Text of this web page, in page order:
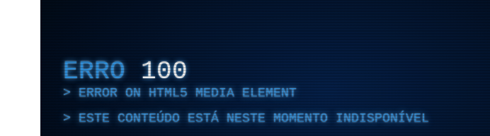
ERRO 100
ERROR ON HTML5 MEDIA ELEMENT
ESTE CONTEÚDO ESTÁ NESTE MOMENTO INDISPONÍVEL